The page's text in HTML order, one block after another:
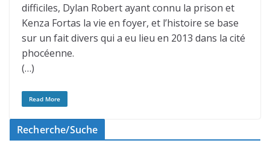
difficiles, Dylan Robert ayant connu la prison et
Kenza Fortas la vie en foyer, et l’histoire se base
sur un fait divers qui a eu lieu en 2013 dans la cité
phocéenne.
(…)
Read More
Recherche/Suche